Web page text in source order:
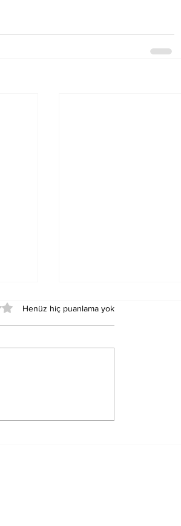
Okunacak Esmalar
0 yıldız
Henüz hiç puanlama yok